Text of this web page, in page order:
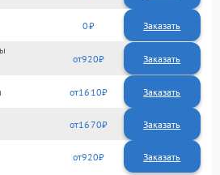
0 Заказать
920
1610
1670
920